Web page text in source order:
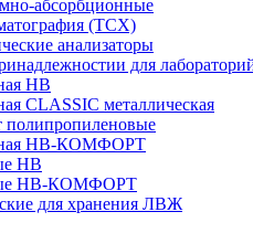
абсорбционные
(ТСХ)
анализаторы
для
НВ
CLASSIC металлическая
НВ-КОМФОРТ
НВ
НВ-КОМФОРТ
для хранения ЛВЖ